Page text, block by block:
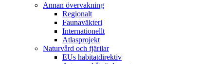
Annan övervakning
Regionalt
Faunaväkteri
Internationellt
Atlasprojekt
Naturvård och fjärilar
EUs habitatdirektiv